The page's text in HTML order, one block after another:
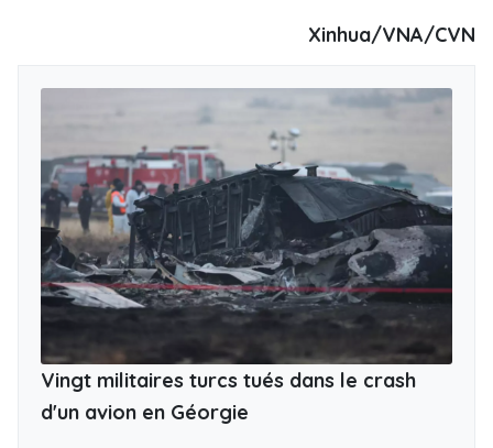
Xinhua/VNA/CVN
Vingt militaires turcs tués dans le crash
d'un avion en Géorgie